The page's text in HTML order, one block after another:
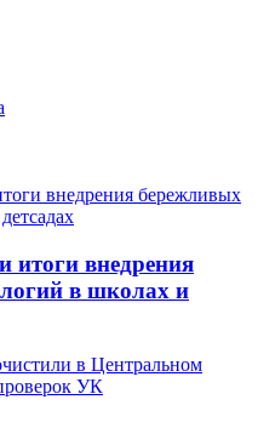
итоги внедрения
в школах и